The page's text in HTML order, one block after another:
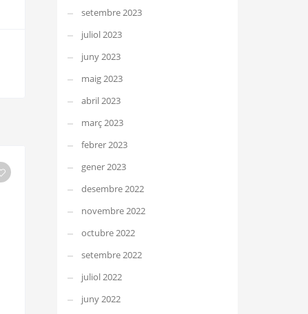
setembre 2023
juliol 2023
juny 2023
maig 2023
abril 2023
març 2023
febrer 2023
gener 2023
desembre 2022
novembre 2022
octubre 2022
setembre 2022
juliol 2022
juny 2022